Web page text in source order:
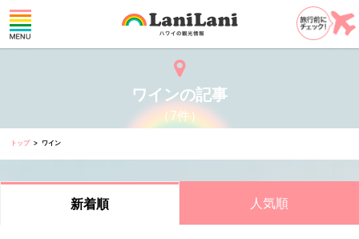
ワインの記事
（7件）
トップ ワイン
新着順 人気順